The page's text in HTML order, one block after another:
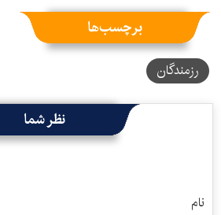
برچسب‌ها
رزمندگان
نظر شما
نام